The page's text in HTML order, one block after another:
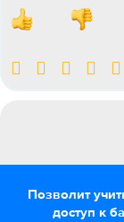
Позволит
доступ к